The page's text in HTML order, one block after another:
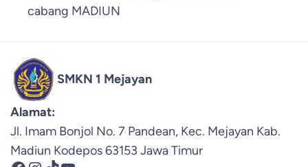
cabang MADIUN
SMKN 1 Mejayan
Alamat:
Jl. Imam Bonjol No. 7 Pandean, Kec. Mejayan Kab.
Madiun Kodepos 63153 Jawa Timur